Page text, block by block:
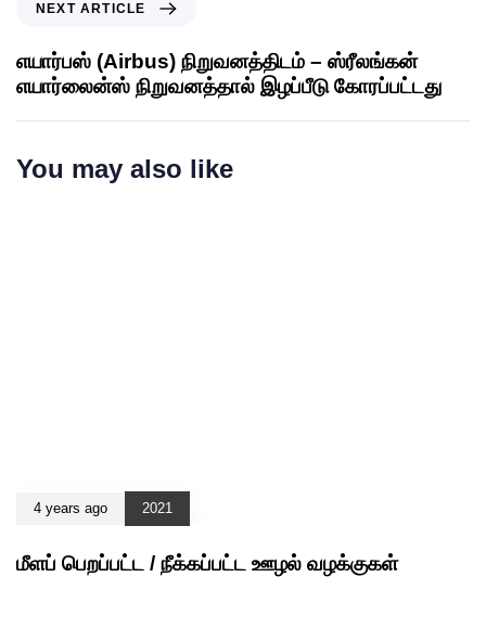
NEXT ARTICLE
எயார்பஸ் (Airbus) நிறுவனத்திடம் – ஸ்ரீலங்கன்
எயார்லைன்ஸ் நிறுவனத்தால் இழப்பீடு கோரப்பட்டது
You may also like
4 years ago 2021
மீளப் பெறப்பட்ட / நீக்கப்பட்ட ஊழல் வழக்குகள்